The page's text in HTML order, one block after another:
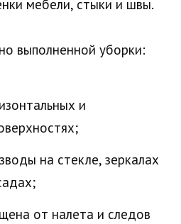
мебели, стыки и швы.
выполненной уборки:
и
на стекле, зеркалах
от налета и следов